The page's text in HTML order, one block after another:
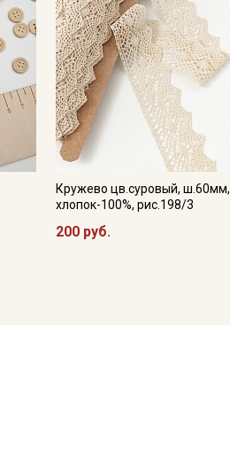
Кружево цв.суровый, ш.60мм,
хлопок-100%, рис.198/3
200 руб.